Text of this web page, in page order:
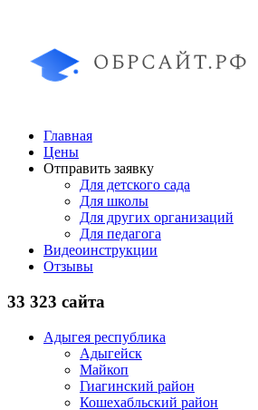
Главная
Цены
Отправить заявку
Для детского сада
Для школы
Для других организаций
Для педагога
Видеоинструкции
Отзывы
33 323 сайта
Адыгея республика
Адыгейск
Майкоп
Гиагинский район
Кошехабльский район